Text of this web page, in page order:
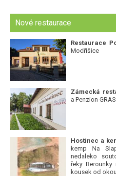
Nové restaurace
Restaurace
Modřišice
Zámecká
a Penzion
Hostinec a
kemp Na
nedaleko
řeky Berounky
kousek od